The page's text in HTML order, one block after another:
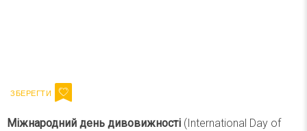
Міжнародний день дивовижності (International Day of